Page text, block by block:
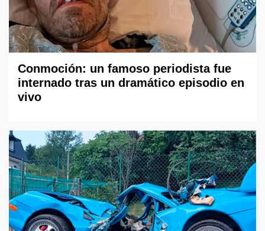
Conmoción: un famoso periodista fue
internado tras un dramático episodio en
vivo